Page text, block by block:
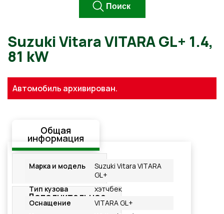
Suzuki Vitara VITARA GL+
Автомобиль архивирован.
Общая
информация
Стандартная
комплектация
Дополнительное
оснащение
Марка и модель
Suzuki Vitara VITARA
GL+
Тип кузова
хэтчбек
Оснащение
VITARA GL+